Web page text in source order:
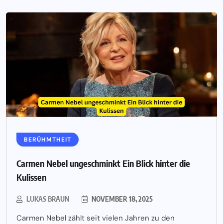
BERÜHMTHEIT
Carmen Nebel ungeschminkt Ein Blick hinter die
Kulissen
LUKAS BRAUN NOVEMBER 18, 2025
Carmen Nebel zählt seit vielen Jahren zu den